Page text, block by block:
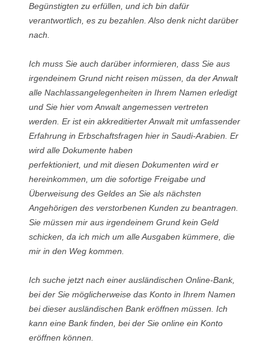
Begünstigten zu erfüllen, und ich bin dafür
verantwortlich, es zu bezahlen. Also denk nicht darüber
nach.
Ich muss Sie auch darüber informieren, dass Sie aus
irgendeinem Grund nicht reisen müssen, da der Anwalt
alle Nachlassangelegenheiten in Ihrem Namen erledigt
und Sie hier vom Anwalt angemessen vertreten
werden. Er ist ein akkreditierter Anwalt mit umfassender
Erfahrung in Erbschaftsfragen hier in Saudi-Arabien. Er
wird alle Dokumente haben
perfektioniert, und mit diesen Dokumenten wird er
hereinkommen, um die sofortige Freigabe und
Überweisung des Geldes an Sie als nächsten
Angehörigen des verstorbenen Kunden zu beantragen.
Sie müssen mir aus irgendeinem Grund kein Geld
schicken, da ich mich um alle Ausgaben kümmere, die
mir in den Weg kommen.
Ich suche jetzt nach einer ausländischen Online-Bank,
bei der Sie möglicherweise das Konto in Ihrem Namen
bei dieser ausländischen Bank eröffnen müssen. Ich
kann eine Bank finden, bei der Sie online ein Konto
eröffnen können.